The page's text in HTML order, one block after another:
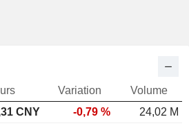
Variation
Volume
CNY -0,79 %
24,02 M